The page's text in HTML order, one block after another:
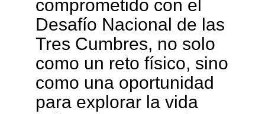
comprometido con el
Desafío Nacional de las
Tres Cumbres, no solo
como un reto físico, sino
como una oportunidad
para explorar la vida